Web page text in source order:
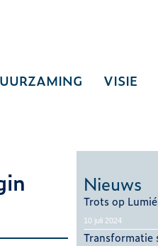
VISIE
Nieuws
Trots op
10 juli 2024
Transformatie